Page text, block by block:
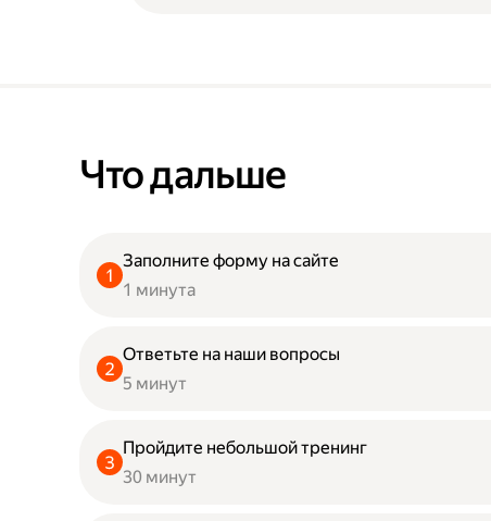
Что дальше
Заполните форму на сайте
1 минута
Ответьте на наши вопросы
5 минут
Пройдите небольшой тренинг
30 минут